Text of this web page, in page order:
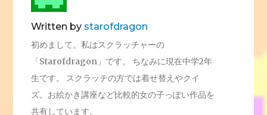
Written by starofdragon
初めまして。私はスクラッチャーの
「Starofdragon」です。 ちなみに現在中学2年
生です。 スクラッチの方では着せ替えやクイ
ズ。お絵かき講座など比較的女の子っぽい作品を
共有しています。